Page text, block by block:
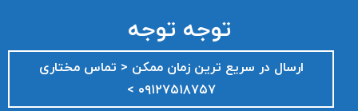
توجه توجه
ارسال در سریع ترین زمان ممکن ‌< تماس مختاری
۰۹۱۲۷۵۱۸۷۵۷ >